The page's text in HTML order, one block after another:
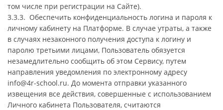
том числе при регистрации на Сайте).
3.3.3. Обеспечить конфиденциальность логина и пароля к
личному кабинету на Платформе. В случае утраты, а также
в случаях незаконного получения доступа к логину и
паролю третьими лицами, Пользователь обязуется
незамедлительно сообщить об этом Сервису, путем
направления уведомления по электронному адресу
info@4r-school.ru. До момента отправки указанного
извещения все действия, совершенные с использованием
Личного кабинета Пользователя, считаются